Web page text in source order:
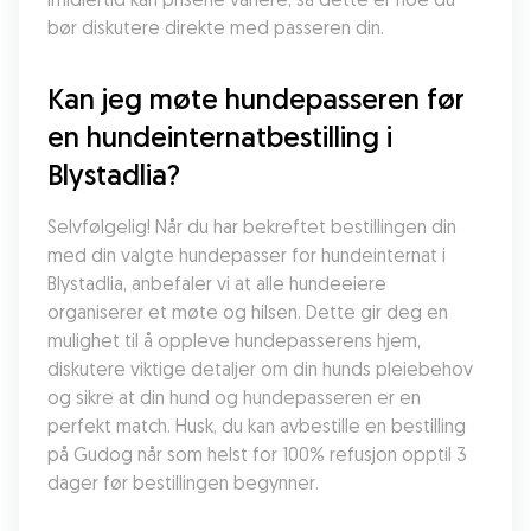
bør diskutere direkte med passeren din.
Kan jeg møte hundepasseren før
en hundeinternatbestilling i
Blystadlia?
Selvfølgelig! Når du har bekreftet bestillingen din
med din valgte hundepasser for hundeinternat i
Blystadlia, anbefaler vi at alle hundeeiere
organiserer et møte og hilsen. Dette gir deg en
mulighet til å oppleve hundepasserens hjem,
diskutere viktige detaljer om din hunds pleiebehov
og sikre at din hund og hundepasseren er en
perfekt match. Husk, du kan avbestille en bestilling
på Gudog når som helst for 100% refusjon opptil 3
dager før bestillingen begynner.